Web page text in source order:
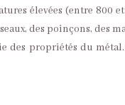
élevées (entre 800
des poinçons, des
propriétés du